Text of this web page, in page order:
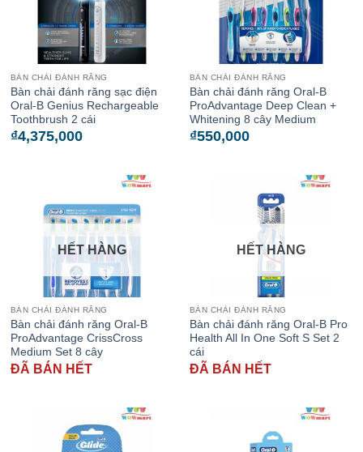
BÀN CHẢI ĐÁNH RĂNG
Bàn chải đánh răng sạc điện
Oral-B Genius Rechargeable
Toothbrush 2 cái
₫4,375,000
BÀN CHẢI ĐÁNH RĂNG
Bàn chải đánh răng Oral-B
ProAdvantage Deep Clean +
Whitening 8 cây Medium
₫550,000
HẾT HÀNG
BÀN CHẢI ĐÁNH RĂNG
Bàn chải đánh răng Oral-B
ProAdvantage CrissCross
Medium Set 8 cây
ĐÃ BÁN HẾT
HẾT HÀNG
BÀN CHẢI ĐÁNH RĂNG
Bàn chải đánh răng Oral-B Pro
Health All In One Soft S Set 2
cái
ĐÃ BÁN HẾT